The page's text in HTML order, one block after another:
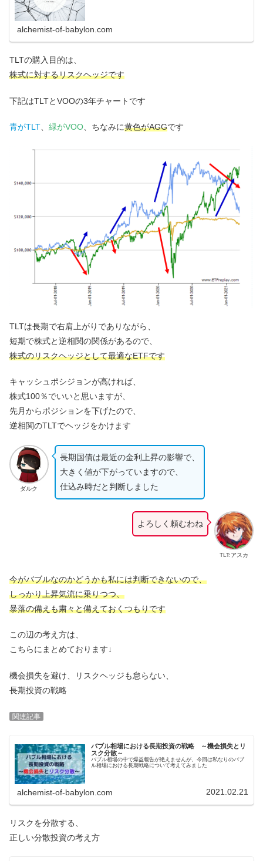
alchemist-of-babylon.com
TLTの購入目的は、
株式に対するリスクヘッジです
下記はTLTとVOOの3年チャートです
青がTLT、 緑がVOO、ちなみに黄色がAGGです
TLTは長期で右肩上がりでありながら、
短期で株式と逆相関の関係があるので、
株式のリスクヘッジとして最適なETFです
キャッシュポシジョンが高ければ、
株式100％でいいと思いますが、
先月からポジションを下げたので、
逆相関のTLTでヘッジをかけます
ダルク
長期国債は最近の金利上昇の影響で、
大きく値が下がっていますので、
仕込み時だと判断しました
TLT:アスカ
よろしく頼むわね
今がバブルなのかどうかも私には判断できないので、
しっかり上昇気流に乗りつつ、
暴落の備えも粛々と備えておくつもりです
この辺の考え方は、
こちらにまとめております↓
機会損失を避け、リスクヘッジも怠らない、
長期投資の戦略
関連記事
バブル相場における長期投資の戦略 ～機会損失とリ
スク分散～
バブル相場の中で爆益報告が絶えませんが、今回は私なりのバブ
ル相場における長期戦略について考えてみました
alchemist-of-babylon.com 2021.02.21
リスクを分散する、
正しい分散投資の考え方